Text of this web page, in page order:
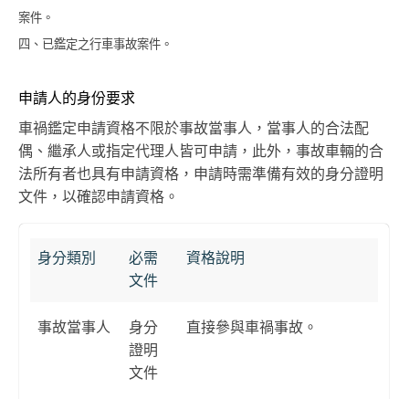
案件。
四、已鑑定之行車事故案件。
申請人的身份要求
車禍鑑定申請資格不限於事故當事人，當事人的合法配
偶、繼承人或指定代理人皆可申請，此外，事故車輛的合
法所有者也具有申請資格，申請時需準備有效的身分證明
文件，以確認申請資格。
身分類別
必需
文件
資格說明
事故當事人
身分
證明
文件
直接參與車禍事故。